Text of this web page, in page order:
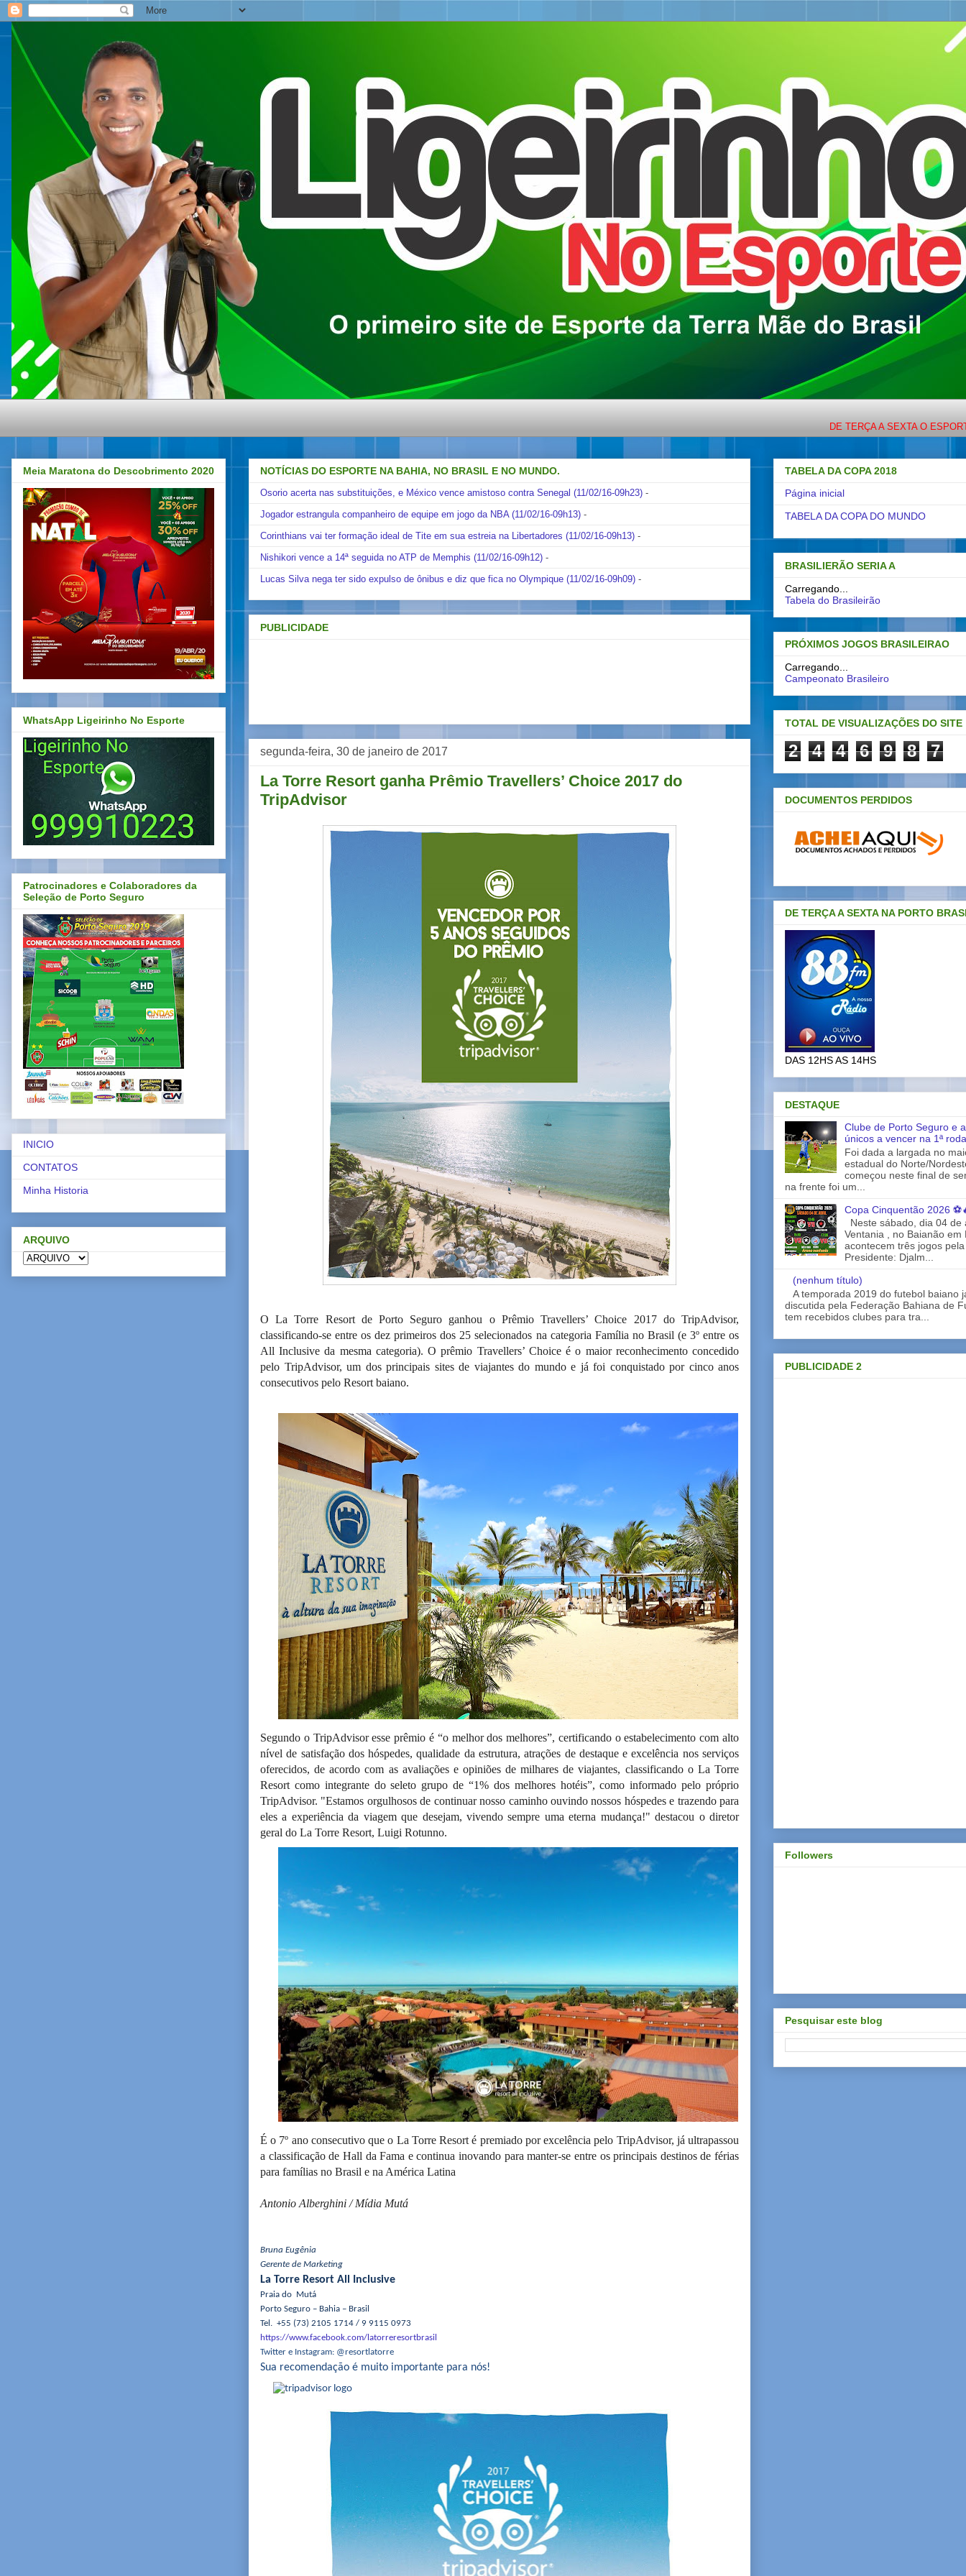
DE TERÇA A SEXTA O ESPORTE COM
NOTÍCIAS DO ESPORTE NA BAHIA, NO BRASIL E NO MUNDO.
Osorio acerta nas substituições, e México vence amistoso contra Senegal (11/02/16-09h23) -
Jogador estrangula companheiro de equipe em jogo da NBA (11/02/16-09h13) -
Corinthians vai ter formação ideal de Tite em sua estreia na Libertadores (11/02/16-09h13) -
Nishikori vence a 14ª seguida no ATP de Memphis (11/02/16-09h12) -
Lucas Silva nega ter sido expulso de ônibus e diz que fica no Olympique (11/02/16-09h09) -
PUBLICIDADE
segunda-feira, 30 de janeiro de 2017
La Torre Resort ganha Prêmio Travellers’ Choice 2017 do
TripAdvisor
O La Torre Resort de Porto Seguro ganhou o Prêmio Travellers’ Choice 2017 do TripAdvisor,
classificando-se entre os dez primeiros dos 25 selecionados na categoria Família no Brasil (e 3º entre os
All Inclusive da mesma categoria). O prêmio Travellers’ Choice é o maior reconhecimento concedido
pelo TripAdvisor, um dos principais sites de viajantes do mundo e já foi conquistado por cinco anos
consecutivos pelo Resort baiano.
Segundo o TripAdvisor esse prêmio é “o melhor dos melhores”, certificando o estabelecimento com alto
nível de satisfação dos hóspedes, qualidade da estrutura, atrações de destaque e excelência nos serviços
oferecidos, de acordo com as avaliações e opiniões de milhares de viajantes, classificando o La Torre
Resort como integrante do seleto grupo de “1% dos melhores hotéis”, como informado pelo próprio
TripAdvisor. "Estamos orgulhosos de continuar nosso caminho ouvindo nossos hóspedes e trazendo para
eles a experiência da viagem que desejam, vivendo sempre uma eterna mudança!" destacou o diretor
geral do La Torre Resort, Luigi Rotunno.
É o 7º ano consecutivo que o La Torre Resort é premiado por excelência pelo TripAdvisor, já ultrapassou
a classificação de Hall da Fama e continua inovando para manter-se entre os principais destinos de férias
para famílias no Brasil e na América Latina
Antonio Alberghini / Mídia Mutá
Bruna Eugênia
Gerente de Marketing
La Torre Resort All Inclusive
Praia do Mutá
Porto Seguro – Bahia – Brasil
Tel. +55 (73) 2105 1714 / 9 9115 0973
https://www.facebook.com/latorreresortbrasil
Twitter e Instagram: @resortlatorre
Sua recomendação é muito importante para nós!
Meia Maratona do Descobrimento 2020
WhatsApp Ligeirinho No Esporte
Patrocinadores e Colaboradores da
Seleção de Porto Seguro
INICIO
CONTATOS
Minha Historia
ARQUIVO
TABELA DA COPA 2018
Página inicial
TABELA DA COPA DO MUNDO
BRASILIERÃO SERIA A
Carregando...
Tabela do Brasileirão
PRÓXIMOS JOGOS BRASILEIRAO
Carregando...
Campeonato Brasileiro
TOTAL DE VISUALIZAÇÕES DO SITE
2 4 4 6 9 8 7
DOCUMENTOS PERDIDOS
DE TERÇA A SEXTA NA PORTO
DAS 12HS AS 14HS
DESTAQUE
Clube de Porto Seguro e
únicos a vencer na 1ª
Foi dada a largada no
estadual do Norte/
começou neste final de
na frente foi um...
Copa Cinquentão 2026
Neste sábado, dia 04 de
Ventania , no Baianão em
acontecem três jogos
Presidente: Djalm...
(nenhum título)
A temporada 2019 do futebol baiano
discutida pela Federação Bahiana de
tem recebidos clubes para tra...
PUBLICIDADE 2
Followers
Pesquisar este blog